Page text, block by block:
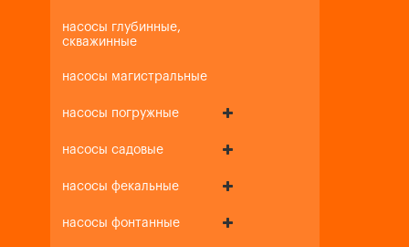
насосы глубинные,
скважинные
насосы магистральные
насосы погружные
насосы садовые
насосы фекальные
насосы фонтанные